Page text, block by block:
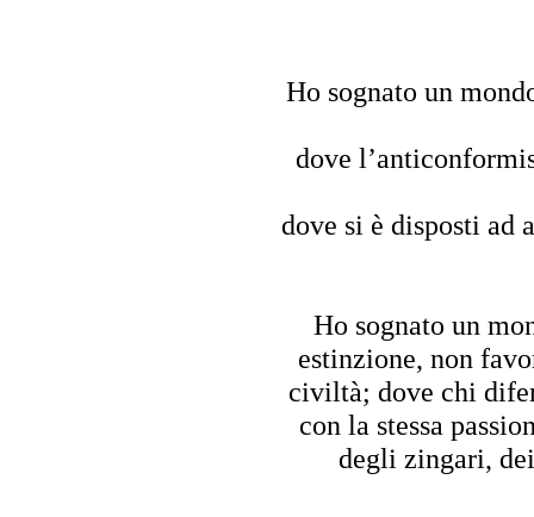
Ho sognato un
dove
dove si è disposti ad
Ho sognato un
estinzione, non
civiltà; dove chi
con la stessa
degli zingari,